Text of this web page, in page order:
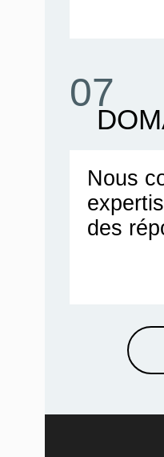
07
Nous
des